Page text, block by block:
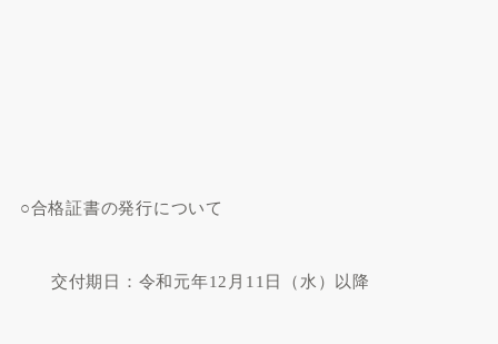
○合格証書の発行について
交付期日：令和元年12 月 11 日（水）以降